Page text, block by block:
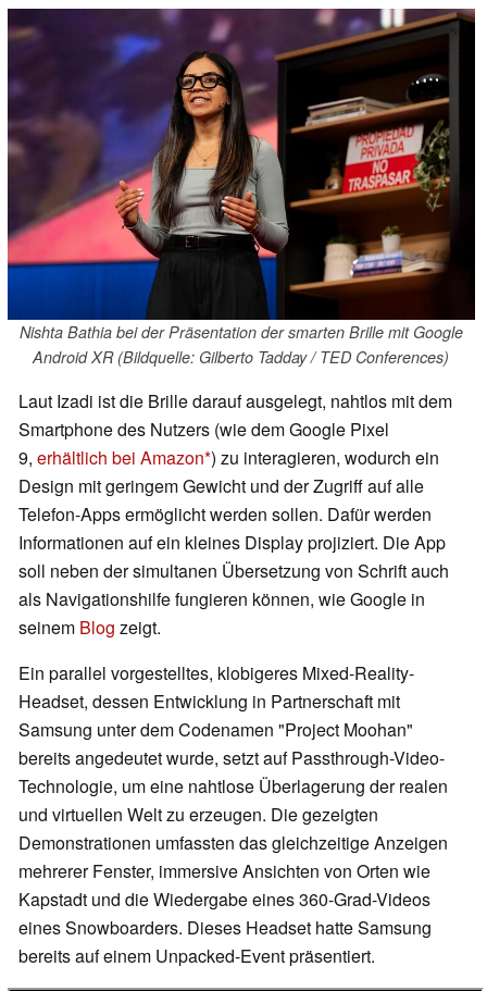
Nishta Bathia bei der Präsentation der smarten Brille mit Google
Android XR (Bildquelle: Gilberto Tadday / TED Conferences)
Laut Izadi ist die Brille darauf ausgelegt, nahtlos mit dem
Smartphone des Nutzers (wie dem Google Pixel
9, erhältlich bei Amazon ) zu interagieren, wodurch ein
Design mit geringem Gewicht und der Zugriff auf alle
Telefon-Apps ermöglicht werden sollen. Dafür werden
Informationen auf ein kleines Display projiziert. Die App
soll neben der simultanen Übersetzung von Schrift auch
als Navigationshilfe fungieren können, wie Google in
seinem Blog zeigt.
Ein parallel vorgestelltes, klobigeres Mixed-Reality-
Headset, dessen Entwicklung in Partnerschaft mit
Samsung unter dem Codenamen "Project Moohan"
bereits angedeutet wurde, setzt auf Passthrough-Video-
Technologie, um eine nahtlose Überlagerung der realen
und virtuellen Welt zu erzeugen. Die gezeigten
Demonstrationen umfassten das gleichzeitige Anzeigen
mehrerer Fenster, immersive Ansichten von Orten wie
Kapstadt und die Wiedergabe eines 360-Grad-Videos
eines Snowboarders. Dieses Headset hatte Samsung
bereits auf einem Unpacked-Event präsentiert.